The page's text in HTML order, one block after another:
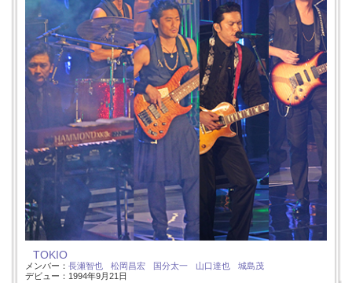
TOKIO
メンバー： 長瀬智也 松岡昌宏 国分太一 山口達也
城島茂
デビュー：1994年9月21日